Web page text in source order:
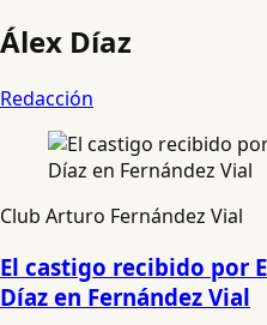
Álex Díaz
Redacción
Club Arturo Fernández Vial
El castigo recibido por
Díaz en Fernández Vial